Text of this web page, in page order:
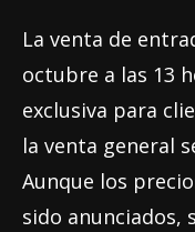
La venta de
octubre a las 13
exclusiva para
la venta general
Aunque los
sido anunciados,